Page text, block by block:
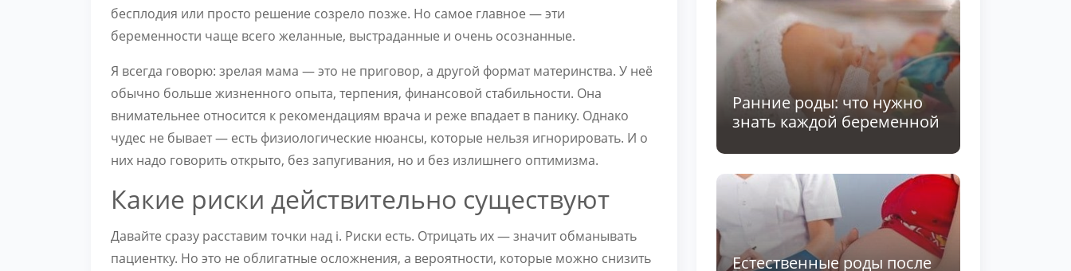
бесплодия или просто решение созрело позже. Но самое главное — эти
беременности чаще всего желанные, выстраданные и очень осознанные.
Я всегда говорю: зрелая мама — это не приговор, а другой формат материнства. У неё
обычно больше жизненного опыта, терпения, финансовой стабильности. Она
внимательнее относится к рекомендациям врача и реже впадает в панику. Однако
чудес не бывает — есть физиологические нюансы, которые нельзя игнорировать. И о
них надо говорить открыто, без запугивания, но и без излишнего оптимизма.
Какие риски действительно существуют
Давайте сразу расставим точки над i. Риски есть. Отрицать их — значит обманывать
пациентку. Но это не облигатные осложнения, а вероятности, которые можно снизить
Ранние роды: что нужно
знать каждой беременной
Естественные роды после